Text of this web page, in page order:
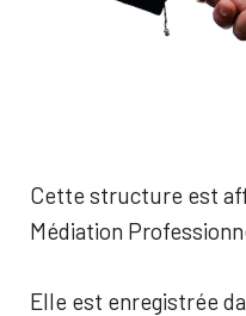
Cette structure est
Médiation
Elle est enregistrée